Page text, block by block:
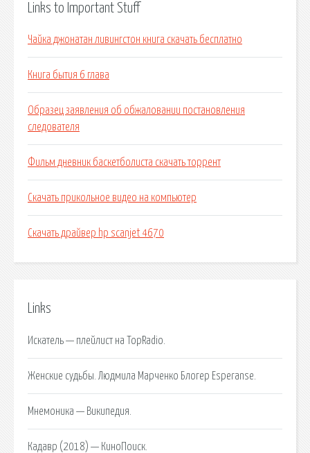
Links to Important Stuff
Чайка джонатан ливингстон книга скачать бесплатно
Книга бытия 6 глава
Образец заявления об обжаловании постановления
следователя
Фильм дневник баскетболиста скачать торрент
Скачать прикольное видео на компьютер
Скачать драйвер hp scanjet 4670
Links
Искатель — плейлист на TopRadio.
Женские судьбы. Людмила Марченко Блогер Esperanse.
Мнемоника — Википедия.
Кадавр (2018) — КиноПоиск.